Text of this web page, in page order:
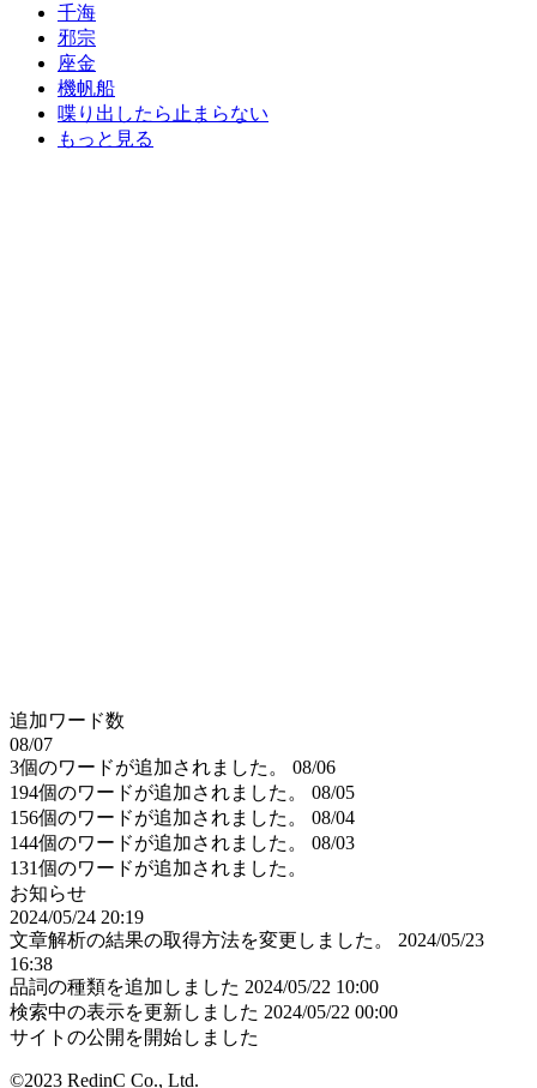
千海
邪宗
座金
機帆船
喋り出したら止まらない
もっと見る
追加ワード数
08/07
3個のワードが追加されました。
08/06
194個のワードが追加されました。
08/05
156個のワードが追加されました。
08/04
144個のワードが追加されました。
08/03
131個のワードが追加されました。
お知らせ
2024/05/24 20:19
文章解析の結果の取得方法を変更しました。
2024/05/23
16:38
品詞の種類を追加しました 2024/05/22 10:00
検索中の表示を更新しました 2024/05/22 00:00
サイトの公開を開始しました
©2023 RedinC Co., Ltd.